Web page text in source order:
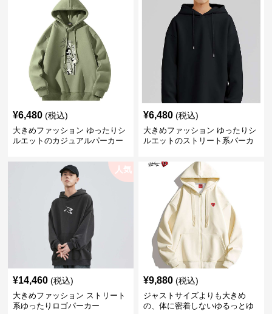
¥6,480 (税込)
大きめファッション ゆったりシ
ルエットのカジュアルパーカー
¥6,480 (税込)
大きめファッション ゆったりシ
ルエットのストリート系パーカ
人気
¥14,460 (税込)
大きめファッション ストリート
系ゆったりロゴパーカー
¥9,880 (税込)
ジャストサイズよりも大きめ
の、体に密着しないゆるっとゆ